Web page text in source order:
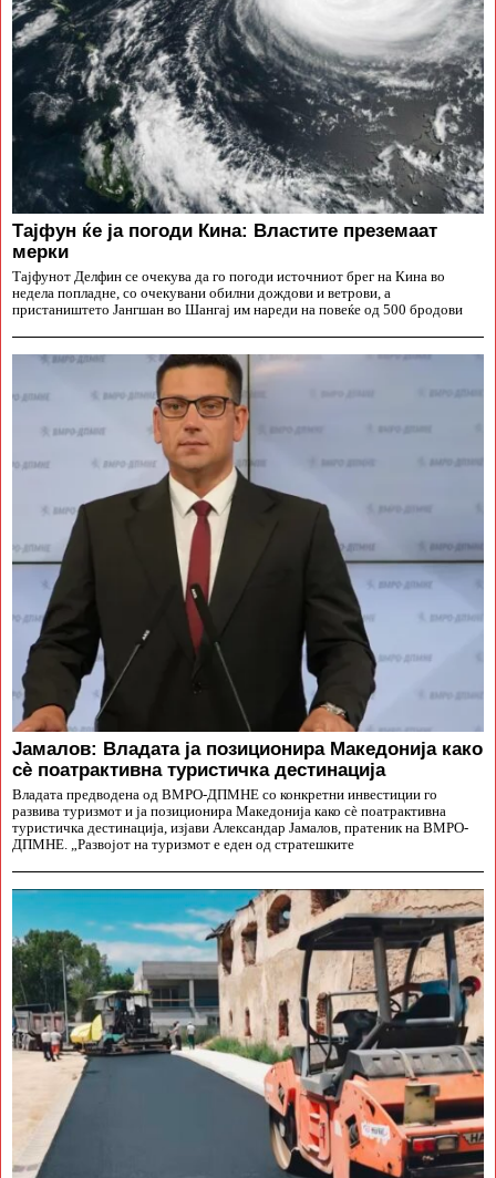
Тајфун ќе ја погоди Кина: Властите преземаат
мерки
Тајфунот Делфин се очекува да го погоди источниот брег на Кина во
недела попладне, со очекувани обилни дождови и ветрови, а
пристаништето Јангшан во Шангај им нареди на повеќе од 500 бродови
Јамалов: Владата ја позиционира Македонија како
сè поатрактивна туристичка дестинација
Владата предводена од ВМРО-ДПМНЕ со конкретни инвестиции го
развива туризмот и ја позиционира Македонија како сè поатрактивна
туристичка дестинација, изјави Александар Јамалов, пратеник на ВМРО-
ДПМНЕ. „Развојот на туризмот е еден од стратешките